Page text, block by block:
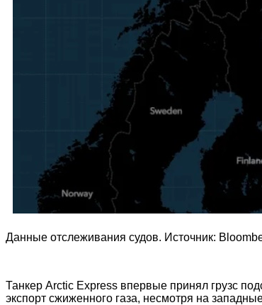
Данные отслеживания судов. Источник:
Танкер Arctic Express впервые принял грузс
экспорт сжиженного газа, несмотря на